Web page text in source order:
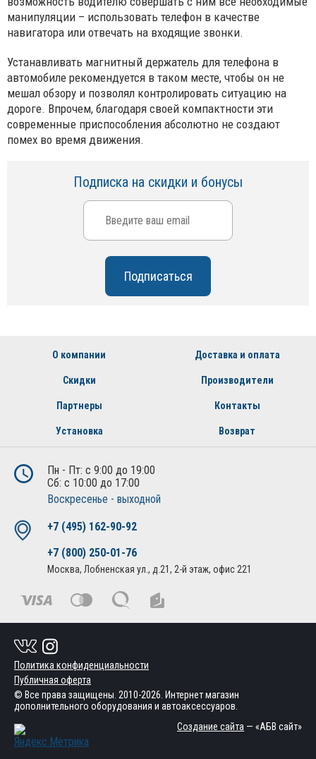
манипуляции – использовать телефон в качестве
навигатора или отвечать на входящие звонки.
Устанавливать магнитный держатель для телефона в
автомобиле рекомендуется в таком месте, чтобы он не
мешал обзору и позволял контролировать ситуацию на
дороге. Впрочем, благодаря своей компактности эти
современные приспособления абсолютно не создают
помех во время движения.
Подписка на скидки и бонусы
О компании Доставка и оплата
Скидки Производители
Партнеры Контакты
Установка Возврат
Пн - Пт: с 9:00 до 19:00
Сб: с 10:00 до 17:00
Воскресенье - выходной
+7 (495) 162-90-92
+7 (800) 250-01-76
Москва, Лобненская ул., д.21, 2-й этаж, офис 221
Политика конфиденциальности
Публичная оферта
© Все права защищены. 2010-2026. Интернет магазин
дополнительного оборудования и автоаксессуаров.
Создание сайта — «АБВ сайт»